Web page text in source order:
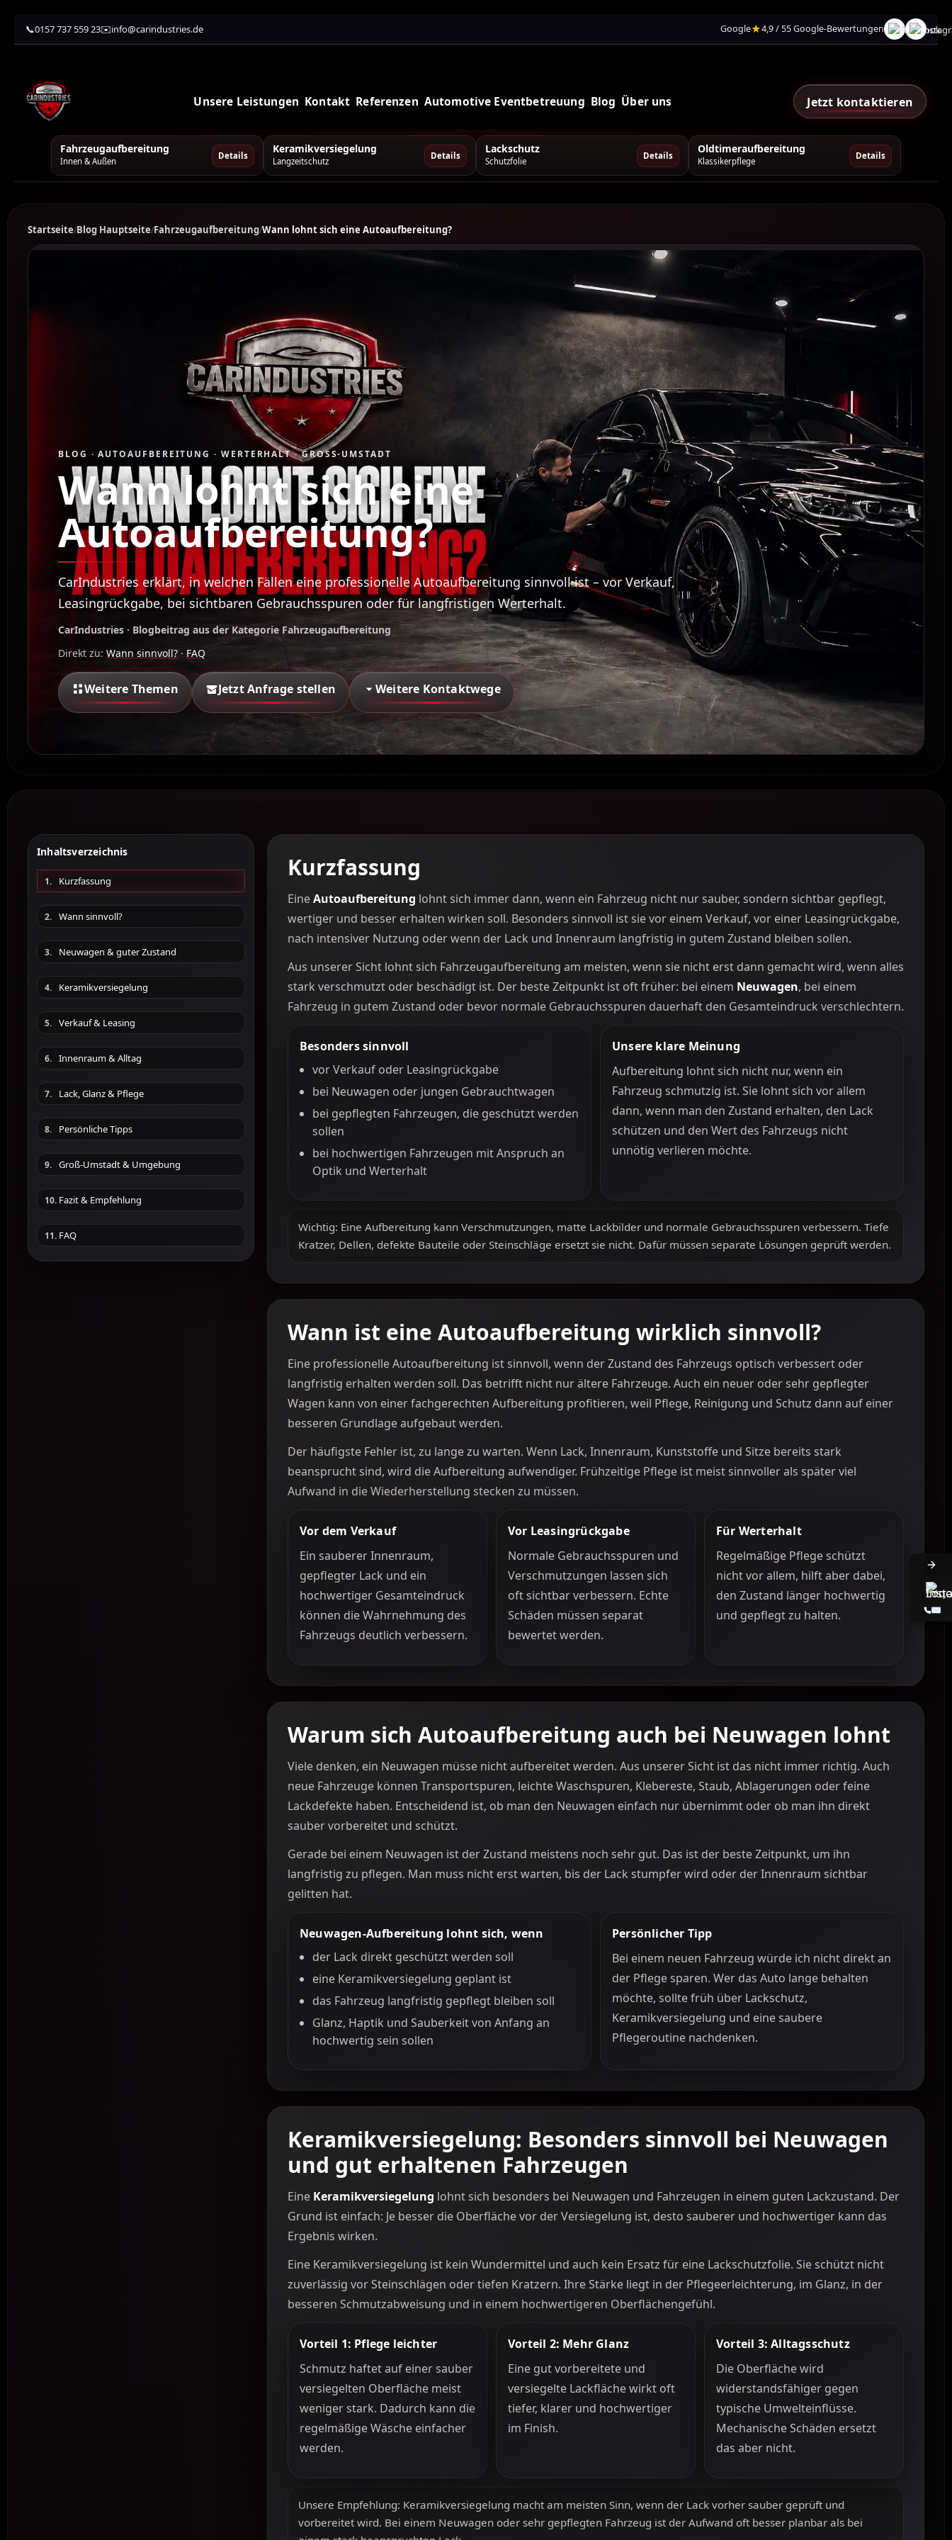
Inhalt
springen
📞0157 737 559 23✉️info@carindustries.de Google★4,9 / 55 Google-Bewertungen
✉️
Unsere Leistungen Kontakt Referenzen Automotive Eventbetreuung Blog Über uns Jetzt kontaktieren
Fahrzeugaufbereitung
Innen & Außen
Details Keramikversiegelung
Langzeitschutz
Details Lackschutz
Schutzfolie
Details Oldtimeraufbereitung
Klassikerpflege
Details
Startseite/Blog Hauptseite/Fahrzeugaufbereitung/Wann lohnt sich eine Autoaufbereitung?
BLOG · AUTOAUFBEREITUNG · WERTERHALT · GROSS-UMSTADT
Wann lohnt sich eine
Autoaufbereitung?
CarIndustries erklärt, in welchen Fällen eine professionelle Autoaufbereitung sinnvoll ist – vor Verkauf,
Leasingrückgabe, bei sichtbaren Gebrauchsspuren oder für langfristigen Werterhalt.
CarIndustries · Blogbeitrag aus der Kategorie Fahrzeugaufbereitung
Direkt zu: Wann sinnvoll? · FAQ
Weitere Themen Jetzt Anfrage stellen Weitere Kontaktwege
Inhaltsverzeichnis
1. Kurzfassung
2. Wann sinnvoll?
3. Neuwagen & guter Zustand
4. Keramikversiegelung
5. Verkauf & Leasing
6. Innenraum & Alltag
7. Lack, Glanz & Pflege
8. Persönliche Tipps
9. Groß-Umstadt & Umgebung
10. Fazit & Empfehlung
11. FAQ
Kurzfassung
EineAutoaufbereitung lohnt sich immer dann, wenn ein Fahrzeug nicht nur sauber, sondern sichtbar gepflegt,
wertiger und besser erhalten wirken soll. Besonders sinnvoll ist sie vor einem Verkauf, vor einer Leasingrückgabe,
nach intensiver Nutzung oder wenn der Lack und Innenraum langfristig in gutem Zustand bleiben sollen.
Aus unserer Sicht lohnt sich Fahrzeugaufbereitung am meisten, wenn sie nicht erst dann gemacht wird, wenn alles
stark verschmutzt oder beschädigt ist. Der beste Zeitpunkt ist oft früher: bei einem Neuwagen, bei einem
Fahrzeug in gutem Zustand oder bevor normale Gebrauchsspuren dauerhaft den Gesamteindruck verschlechtern.
Besonders sinnvoll
vor Verkauf oder Leasingrückgabe
bei Neuwagen oder jungen Gebrauchtwagen
bei gepflegten Fahrzeugen, die geschützt werden
sollen
bei hochwertigen Fahrzeugen mit Anspruch an
Optik und Werterhalt
Unsere klare Meinung
Aufbereitung lohnt sich nicht nur, wenn ein
Fahrzeug schmutzig ist. Sie lohnt sich vor allem
dann, wenn man den Zustand erhalten, den Lack
schützen und den Wert des Fahrzeugs nicht
unnötig verlieren möchte.
Wichtig: Eine Aufbereitung kann Verschmutzungen, matte Lackbilder und normale Gebrauchsspuren verbessern. Tiefe
Kratzer, Dellen, defekte Bauteile oder Steinschläge ersetzt sie nicht. Dafür müssen separate Lösungen geprüft werden.
Wann ist eine Autoaufbereitung wirklich sinnvoll?
Eine professionelle Autoaufbereitung ist sinnvoll, wenn der Zustand des Fahrzeugs optisch verbessert oder
langfristig erhalten werden soll. Das betrifft nicht nur ältere Fahrzeuge. Auch ein neuer oder sehr gepflegter
Wagen kann von einer fachgerechten Aufbereitung profitieren, weil Pflege, Reinigung und Schutz dann auf einer
besseren Grundlage aufgebaut werden.
Der häufigste Fehler ist, zu lange zu warten. Wenn Lack, Innenraum, Kunststoffe und Sitze bereits stark
beansprucht sind, wird die Aufbereitung aufwendiger. Frühzeitige Pflege ist meist sinnvoller als später viel
Aufwand in die Wiederherstellung stecken zu müssen.
Vor dem Verkauf
Ein sauberer Innenraum,
gepflegter Lack und ein
hochwertiger Gesamteindruck
können die Wahrnehmung des
Fahrzeugs deutlich verbessern.
Vor Leasingrückgabe
Normale Gebrauchsspuren und
Verschmutzungen lassen sich
oft sichtbar verbessern. Echte
Schäden müssen separat
bewertet werden.
Für Werterhalt
Regelmäßige Pflege schützt
nicht vor allem, hilft aber dabei,
den Zustand länger hochwertig
und gepflegt zu halten.
Warum sich Autoaufbereitung auch bei Neuwagen lohnt
Viele denken, ein Neuwagen müsse nicht aufbereitet werden. Aus unserer Sicht ist das nicht immer richtig. Auch
neue Fahrzeuge können Transportspuren, leichte Waschspuren, Klebereste, Staub, Ablagerungen oder feine
Lackdefekte haben. Entscheidend ist, ob man den Neuwagen einfach nur übernimmt oder ob man ihn direkt
sauber vorbereitet und schützt.
Gerade bei einem Neuwagen ist der Zustand meistens noch sehr gut. Das ist der beste Zeitpunkt, um ihn
langfristig zu pflegen. Man muss nicht erst warten, bis der Lack stumpfer wird oder der Innenraum sichtbar
gelitten hat.
Neuwagen-Aufbereitung lohnt sich, wenn
der Lack direkt geschützt werden soll
eine Keramikversiegelung geplant ist
das Fahrzeug langfristig gepflegt bleiben soll
Glanz, Haptik und Sauberkeit von Anfang an
hochwertig sein sollen
Persönlicher Tipp
Bei einem neuen Fahrzeug würde ich nicht direkt an
der Pflege sparen. Wer das Auto lange behalten
möchte, sollte früh über Lackschutz,
Keramikversiegelung und eine saubere
Pflegeroutine nachdenken.
Keramikversiegelung: Besonders sinnvoll bei Neuwagen
und gut erhaltenen Fahrzeugen
Eine Keramikversiegelung lohnt sich besonders bei Neuwagen und Fahrzeugen in einem guten Lackzustand. Der
Grund ist einfach: Je besser die Oberfläche vor der Versiegelung ist, desto sauberer und hochwertiger kann das
Ergebnis wirken.
Eine Keramikversiegelung ist kein Wundermittel und auch kein Ersatz für eine Lackschutzfolie. Sie schützt nicht
zuverlässig vor Steinschlägen oder tiefen Kratzern. Ihre Stärke liegt in der Pflegeerleichterung, im Glanz, in der
besseren Schmutzabweisung und in einem hochwertigeren Oberflächengefühl.
Vorteil 1: Pflege leichter
Schmutz haftet auf einer sauber
versiegelten Oberfläche meist
weniger stark. Dadurch kann die
regelmäßige Wäsche einfacher
werden.
Vorteil 2: Mehr Glanz
Eine gut vorbereitete und
versiegelte Lackfläche wirkt oft
tiefer, klarer und hochwertiger
im Finish.
Vorteil 3: Alltagsschutz
Die Oberfläche wird
widerstandsfähiger gegen
typische Umwelteinflüsse.
Mechanische Schäden ersetzt
das aber nicht.
Unsere Empfehlung: Keramikversiegelung macht am meisten Sinn, wenn der Lack vorher sauber geprüft und
vorbereitet wird. Bei einem Neuwagen oder sehr gepflegten Fahrzeug ist der Aufwand oft besser planbar als bei